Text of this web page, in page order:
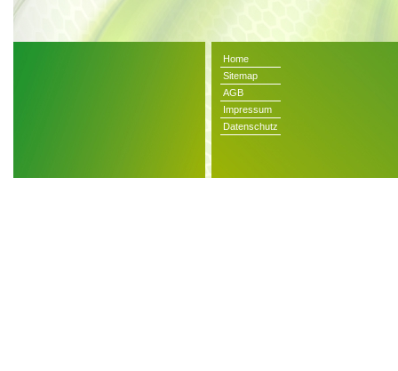
Home
Sitemap
AGB
Impressum
Datenschutz